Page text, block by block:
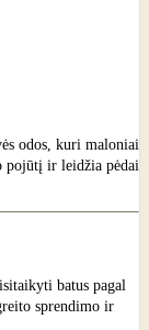
odos, kuri maloniai
pojūtį ir leidžia pėdai
batus pagal
sprendimo ir